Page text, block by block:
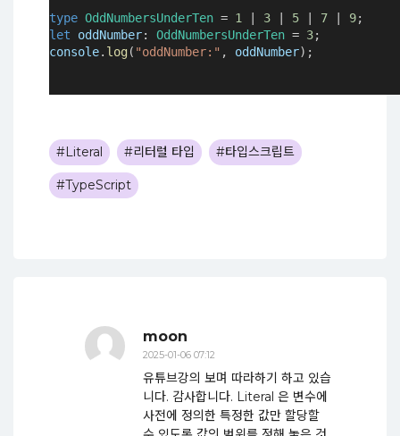
type OddNumbersUnderTen = 1 3 5 7 9;
let
oddNumber: OddNumbersUnderTen = 3;
console. log( "oddNumber:" , oddNumber);
#Literal #리터럴 타입 #타입스크립트
#TypeScript
moon
2025-01-06 07:12
유튜브강의 보며 따라하기 하고 있습
니다. 감사합니다. Literal 은 변수에
사전에 정의한 특정한 값만 할당할